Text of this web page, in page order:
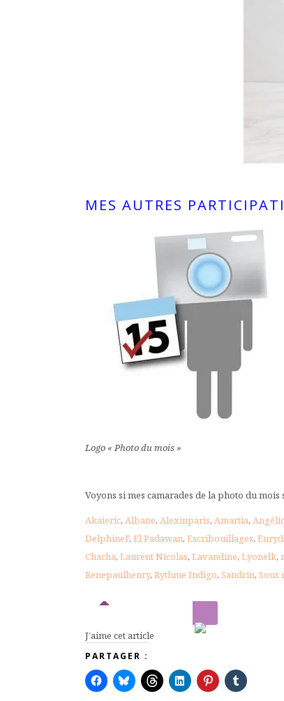
MES AUTRES
Logo « Photo du mois »
Voyons si mes camarades de la photo du
Akaieric, Albane, Alexinparis, Amartia,
DelphineF, El Padawan, Escribouillages,
Chacha, Laurent Nicolas, Lavandine, Lyonelk,
Renepaulhenry, Rythme Indigo, Sandrin, Sous
J’aime cet article
PARTAGER :